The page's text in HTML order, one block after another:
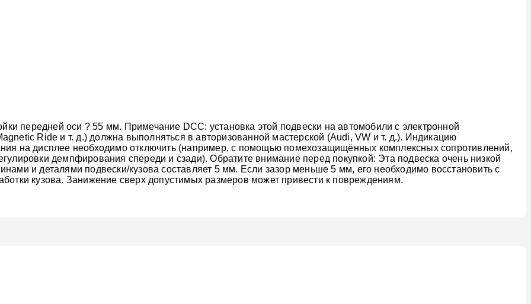
передней оси ? 55 мм. Примечание DCC: установка этой подвески на автомобили с электронной
Ride и т. д.) должна выполняться в авторизованной мастерской (Audi, VW и т. д.). Индикацию
на дисплее необходимо отключить (например, с помощью помехозащищённых комплексных сопротивлений,
демпфирования спереди и сзади). Обратите внимание перед покупкой: Эта подвеска очень низкой
и деталями подвески/кузова составляет 5 мм. Если зазор меньше 5 мм, его необходимо восстановить с
кузова. Занижение сверх допустимых размеров может привести к повреждениям.